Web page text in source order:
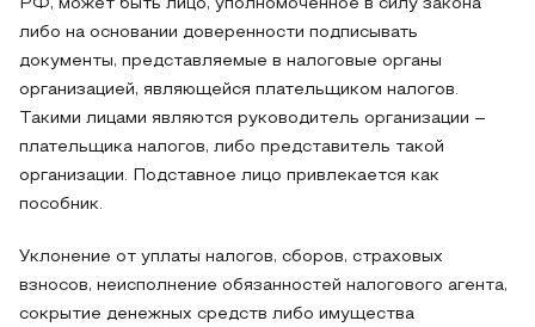
РФ, может быть лицо, уполномоченное в силу закона
либо на основании доверенности подписывать
документы, представляемые в налоговые органы
организацией, являющейся плательщиком налогов.
Такими лицами являются руководитель организации –
плательщика налогов, либо представитель такой
организации. Подставное лицо привлекается как
пособник.
Уклонение от уплаты налогов, сборов, страховых
взносов, неисполнение обязанностей налогового агента,
сокрытие денежных средств либо имущества